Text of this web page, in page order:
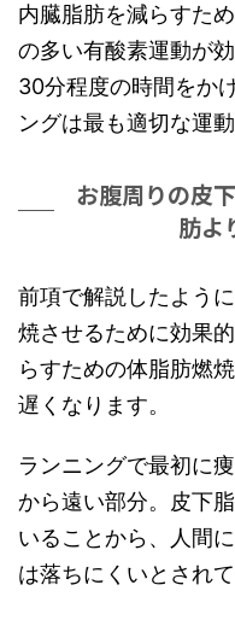
内臓脂肪を減らすた
の多い有酸素運動が
30分程度の時間をか
ングは最も適切な運
お腹周りの皮
肪よ
前項で解説したよう
焼させるために効果
らすための体脂肪燃
遅くなります。
ランニングで最初に
から遠い部分。皮下
いることから、人間
は落ちにくいとされ